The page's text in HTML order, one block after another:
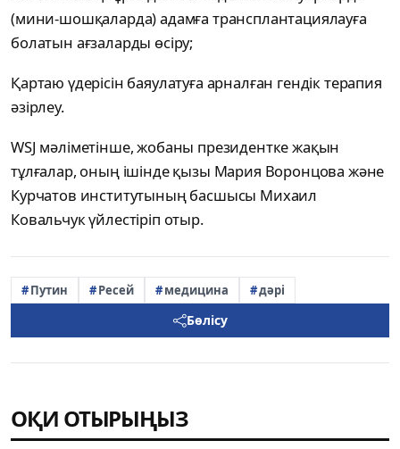
(мини-шошқаларда) адамға трансплантациялауға
болатын ағзаларды өсіру;
Қартаю үдерісін баяулатуға арналған гендік терапия
әзірлеу.
WSJ мәліметінше, жобаны президентке жақын
тұлғалар, оның ішінде қызы Мария Воронцова және
Курчатов институтының басшысы Михаил
Ковальчук үйлестіріп отыр.
Путин Ресей медицина дәрі
Бөлісу
ОҚИ ОТЫРЫҢЫЗ